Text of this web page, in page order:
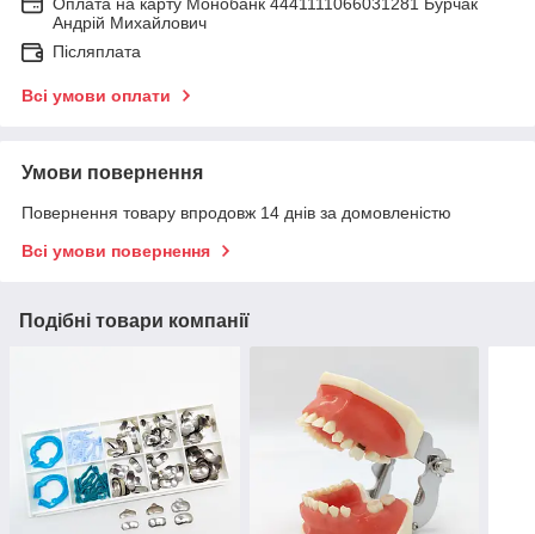
Оплата на карту Монобанк 4441111066031281 Бурчак
Андрій Михайлович
Післяплата
Всі умови оплати
Умови повернення
Повернення товару впродовж 14 днів за домовленістю
Всі умови повернення
Подібні товари компанії